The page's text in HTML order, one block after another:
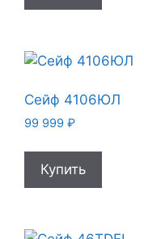
Сейф 4106ЮЛ
99 999 ₽
Купить